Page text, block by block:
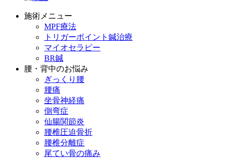
施術メニュー
MPF療法
トリガーポイント鍼治療
マイオセラピー
BR鍼
腰・背中のお悩み
ぎっくり腰
腰痛
坐骨神経痛
側弯症
仙腸関節炎
腰椎圧迫骨折
腰椎分離症
尾てい骨の痛み